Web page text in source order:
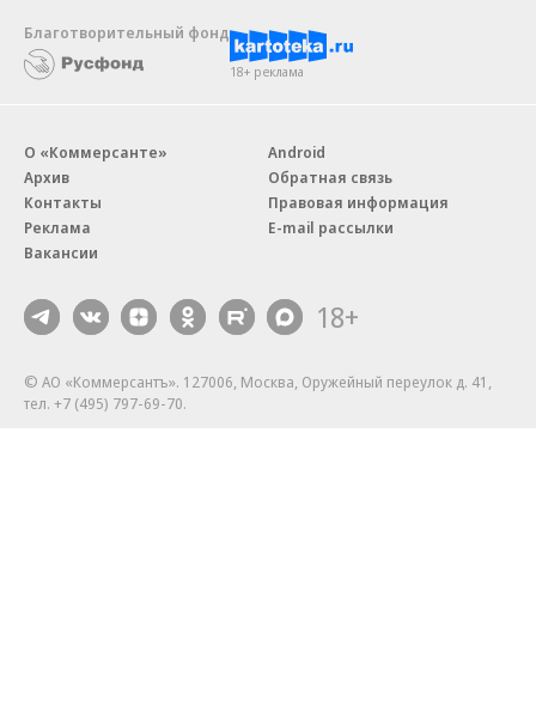
Благотворительный фонд
18+ реклама
О «Коммерсанте»
Архив
Контакты
Реклама
Вакансии
Android
Обратная связь
Правовая информация
E-mail рассылки
18+
© АО «Коммерсантъ». 127006, Москва, Оружейный переулок д. 41,
тел. +7 (495) 797-69-70.